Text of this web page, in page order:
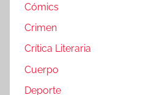
Cómics
Crimen
Crítica Literaria
Cuerpo
Deporte